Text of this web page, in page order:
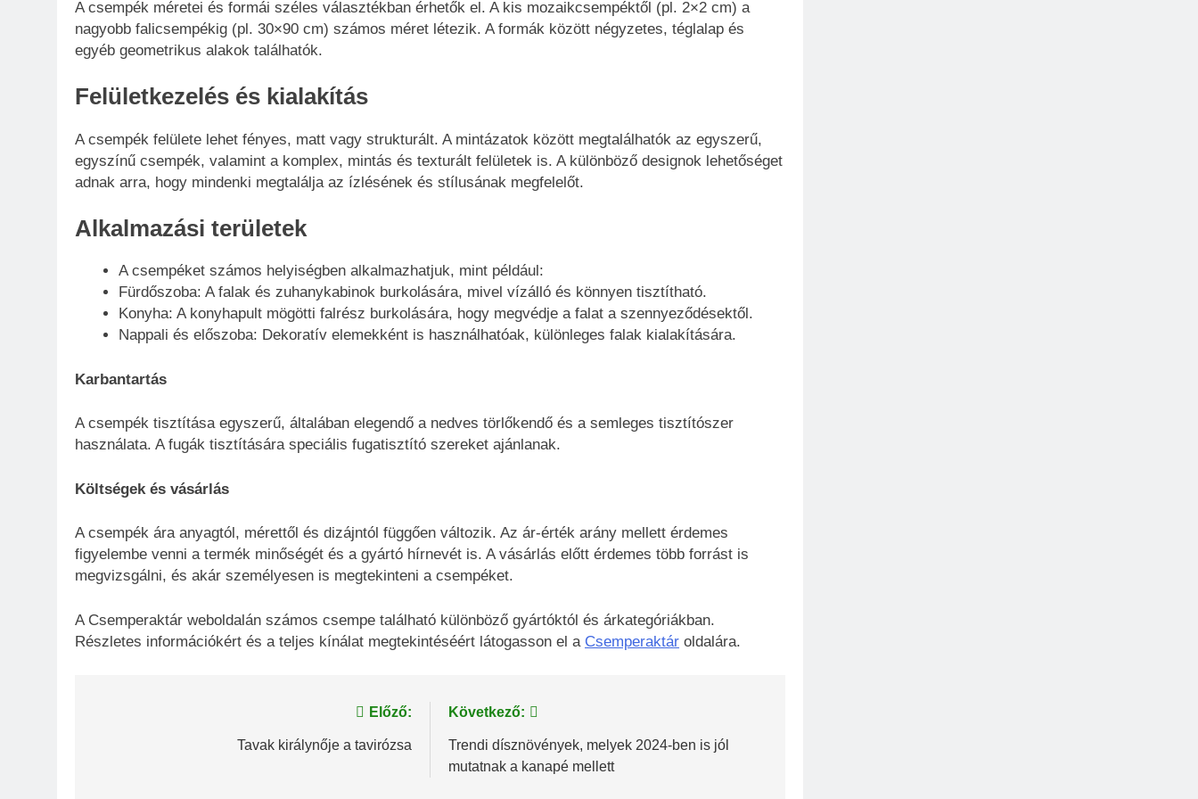
A csempék méretei és formái széles választékban érhetők el. A kis mozaikcsempéktől (pl. 2×2 cm) a
nagyobb falicsempékig (pl. 30×90 cm) számos méret létezik. A formák között négyzetes, téglalap és
egyéb geometrikus alakok találhatók.
Felületkezelés és kialakítás
A csempék felülete lehet fényes, matt vagy strukturált. A mintázatok között megtalálhatók az egyszerű,
egyszínű csempék, valamint a komplex, mintás és texturált felületek is. A különböző designok lehetőséget
adnak arra, hogy mindenki megtalálja az ízlésének és stílusának megfelelőt.
Alkalmazási területek
A csempéket számos helyiségben alkalmazhatjuk, mint például:
Fürdőszoba: A falak és zuhanykabinok burkolására, mivel vízálló és könnyen tisztítható.
Konyha: A konyhapult mögötti falrész burkolására, hogy megvédje a falat a szennyeződésektől.
Nappali és előszoba: Dekoratív elemekként is használhatóak, különleges falak kialakítására.
Karbantartás
A csempék tisztítása egyszerű, általában elegendő a nedves törlőkendő és a semleges tisztítószer
használata. A fugák tisztítására speciális fugatisztító szereket ajánlanak.
Költségek és vásárlás
A csempék ára anyagtól, mérettől és dizájntól függően változik. Az ár-érték arány mellett érdemes
figyelembe venni a termék minőségét és a gyártó hírnevét is. A vásárlás előtt érdemes több forrást is
megvizsgálni, és akár személyesen is megtekinteni a csempéket.
A Csemperaktár weboldalán számos csempe található különböző gyártóktól és árkategóriákban.
Részletes információkért és a teljes kínálat megtekintéséért látogasson el a Csemperaktár oldalára.
Előző:
Tavak királynője a tavirózsa
Következő:
Trendi dísznövények, melyek 2024-ben is jól
mutatnak a kanapé mellett